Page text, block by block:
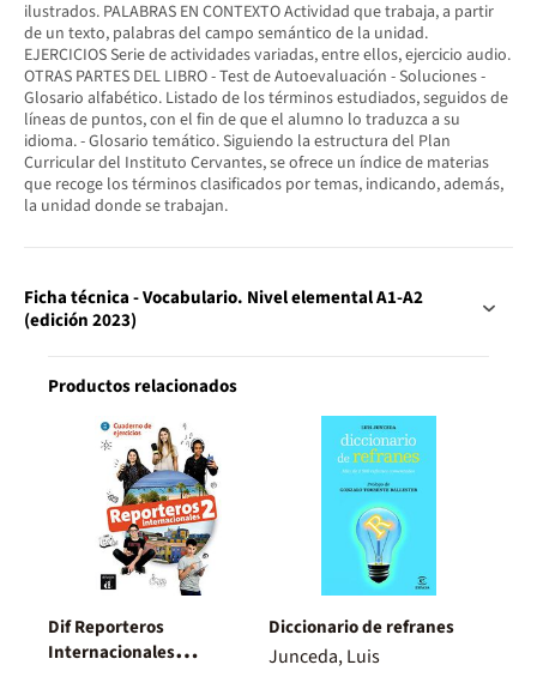
ilustrados. PALABRAS EN CONTEXTO Actividad que trabaja, a partir
de un texto, palabras del campo semántico de la unidad.
EJERCICIOS Serie de actividades variadas, entre ellos, ejercicio audio.
OTRAS PARTES DEL LIBRO - Test de Autoevaluación - Soluciones -
Glosario alfabético. Listado de los términos estudiados, seguidos de
líneas de puntos, con el fin de que el alumno lo traduzca a su
idioma. - Glosario temático. Siguiendo la estructura del Plan
Curricular del Instituto Cervantes, se ofrece un índice de materias
que recoge los términos clasificados por temas, indicando, además,
la unidad donde se trabajan.
Ficha técnica - Vocabulario. Nivel elemental A1-A2
(edición 2023)
Productos relacionados
Dif Reporteros
Internacionales
Diccionario de refranes
Junceda, Luis